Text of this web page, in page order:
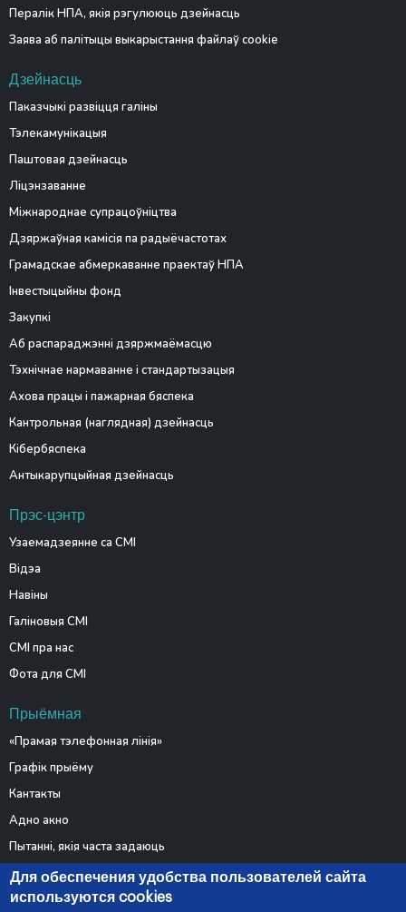
Пералік НПА, якія рэгулююць дзейнасць
Заява аб палітыцы выкарыстання файлаў cookie
Дзейнасць
Паказчыкі развіцця галіны
Тэлекамунікацыя
Паштовая дзейнасць
Ліцэнзаванне
Міжнароднае супрацоўніцтва
Дзяржаўная камісія па радыёчастотах
Грамадскае абмеркаванне праектаў НПА
Інвестыцыйны фонд
Закупкі
Аб распараджэнні дзяржмаёмасцю
Тэхнічнае нармаванне і стандартызацыя
Ахова працы і пажарная бяспека
Кантрольная (наглядная) дзейнасць
Кібербяспека
Антыкарупцыйная дзейнасць
Прэс-цэнтр
Узаемадзеянне са СМІ
Відэа
Навіны
Галіновыя СМІ
СМІ пра нас
Фота для СМІ
Прыёмная
«Прамая тэлефонная лінія»
Графік прыёму
Кантакты
Адно акно
Пытанні, якія часта задаюць
Электронныя звароты
Для обеспечения удобства пользователей сайта
используются cookies